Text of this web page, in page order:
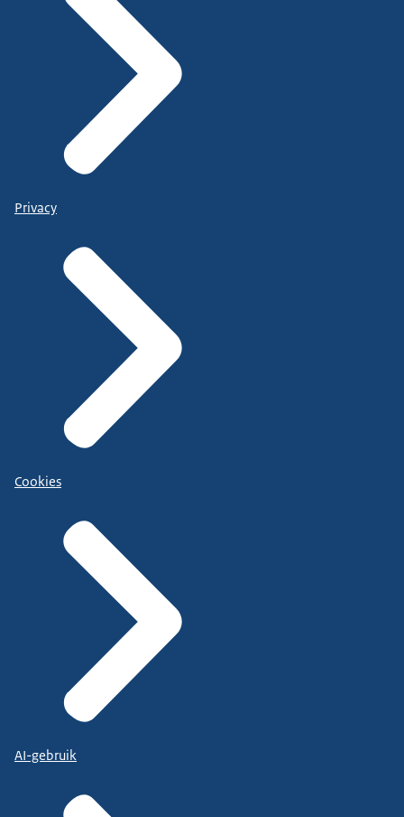
Privacy
Cookies
AI-gebruik